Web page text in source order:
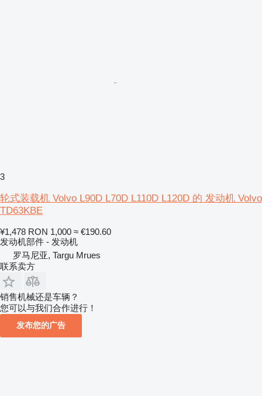
3
轮式装载机 Volvo L90D L70D L110D L120D 的 发动机 Volvo
TD63KBE
¥1,478 RON 1,000 ≈ €190.60
发动机部件 - 发动机
罗马尼亚, Targu Mrues
联系卖方
销售机械还是车辆？
您可以与我们合作进行！
发布您的广告